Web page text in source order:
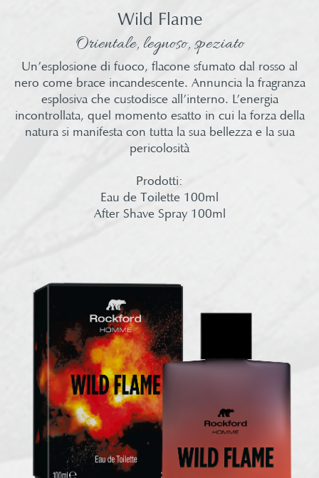
Wild Flame
Orientale, legnoso, speziato
Un’esplosione di fuoco, flacone sfumato dal rosso al
nero come brace incandescente. Annuncia la fragranza
esplosiva che custodisce all’interno. L’energia
incontrollata, quel momento esatto in cui la forza della
natura si manifesta con tutta la sua bellezza e la sua
pericolosità
Prodotti:​
Eau de Toilette 100ml​
After Shave Spray 100ml​